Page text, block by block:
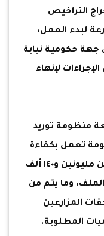
التراخيص
لبدء العمل،
جهة حكومية نيابة
لإنهاء
منظومة توريد
تعمل بكفاءة
عالية، وأنه تم حتى الآن توريد أكثر من مليونين و١٤٠ ألف
وما يتم من
المزارعين
المطلوبة.